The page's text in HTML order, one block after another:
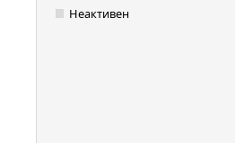
Неактивен